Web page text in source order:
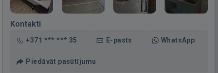
Kontakti
+371 *** *** 35 E-pasts WhatsApp
Piedāvāt pasūtījumu